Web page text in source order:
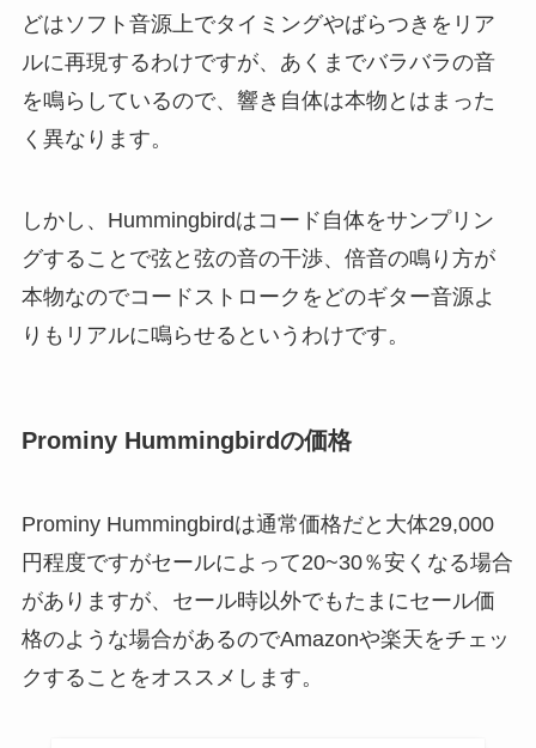
どはソフト音源上でタイミングやばらつきをリア
ルに再現するわけですが、あくまでバラバラの音
を鳴らしているので、響き自体は本物とはまった
く異なります。
しかし、Hummingbirdはコード自体をサンプリン
グすることで弦と弦の音の干渉、倍音の鳴り方が
本物なのでコードストロークをどのギター音源よ
りもリアルに鳴らせるというわけです。
Prominy Hummingbirdの価格
Prominy Hummingbirdは通常価格だと大体29,000
円程度ですがセールによって20~30％安くなる場合
がありますが、セール時以外でもたまにセール価
格のような場合があるのでAmazonや楽天をチェッ
クすることをオススメします。